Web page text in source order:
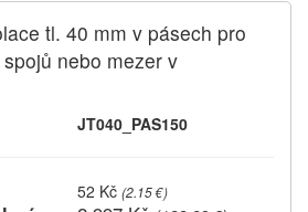
tl. 40 mm v pásech pro
nebo mezer v
JT040_PAS150
52 Kč (2.15 €)